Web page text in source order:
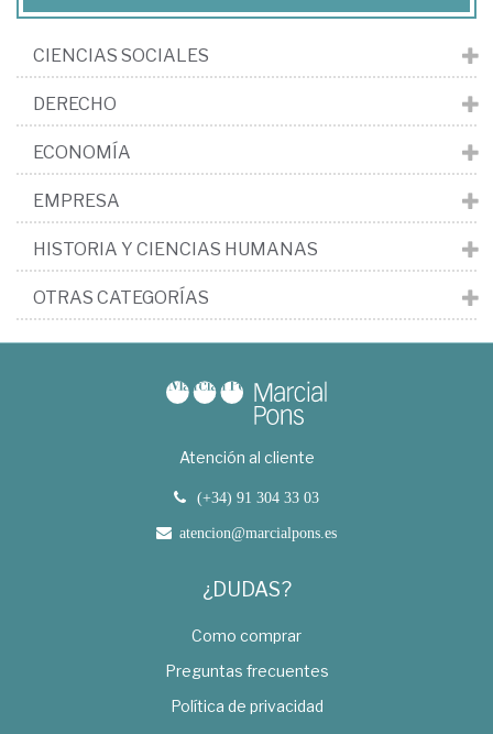
CIENCIAS SOCIALES
DERECHO
ECONOMÍA
EMPRESA
HISTORIA Y CIENCIAS HUMANAS
OTRAS CATEGORÍAS
Atención al cliente
(+34) 91 304 33 03
atencion@marcialpons.es
¿DUDAS?
Como comprar
Preguntas frecuentes
Política de privacidad